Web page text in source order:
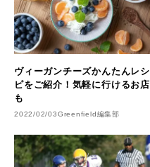
ヴィーガンチーズかんたんレシ
ピをご紹介！気軽に行けるお店
も
2022/02/03Greenfield編集部